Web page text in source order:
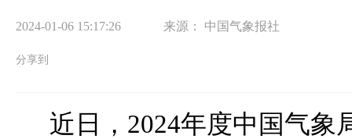
2024-01-06 15:17:26 来源： 中国气象报社
分享到
近日，2024年度中国气象